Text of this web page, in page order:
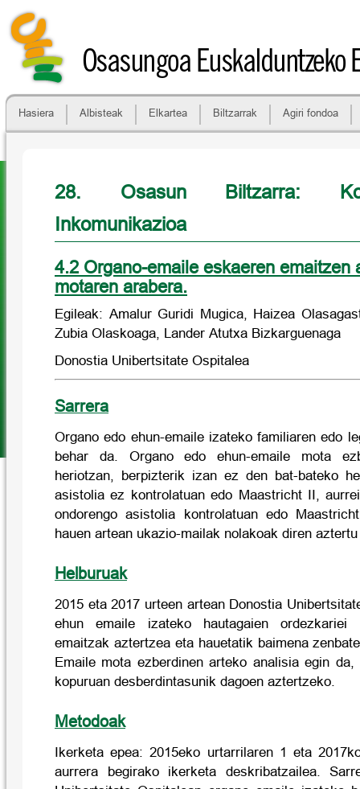
Osasungoa Euskalduntzeko
Hasiera Albisteak Elkartea Biltzarrak Agiri fondoa
28. Osasun Biltzarra:
Inkomunikazioa
4.2 Organo-emaile eskaeren emaitzen
motaren arabera.
Egileak: Amalur Guridi Mugica, Haizea
Zubia Olaskoaga, Lander Atutxa Bizkarguenaga
Donostia Unibertsitate Ospitalea
Sarrera
Organo edo ehun-emaile izateko familiaren edo
behar da. Organo edo ehun-emaile mota
heriotzan, berpizterik izan ez den bat-bateko
asistolia ez kontrolatuan edo Maastricht II,
ondorengo asistolia kontrolatuan edo
hauen artean ukazio-mailak nolakoak diren
Helburuak
2015 eta 2017 urteen artean Donostia
ehun emaile izateko hautagaien ordezkariei
emaitzak aztertzea eta hauetatik baimena
Emaile mota ezberdinen arteko analisia egin da,
kopuruan desberdintasunik dagoen aztertzeko.
Metodoak
Ikerketa epea: 2015eko urtarrilaren 1 eta
aurrera begirako ikerketa deskribatzailea.